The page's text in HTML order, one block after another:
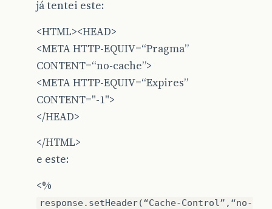
já tentei este:
<HTML><HEAD>
<META HTTP-EQUIV=“Pragma”
CONTENT=“no-cache”>
<META HTTP-EQUIV=“Expires”
CONTENT="-1">
</HEAD>
</HTML>
e este:
<%
response.setHeader(“Cache-Control”,“no-